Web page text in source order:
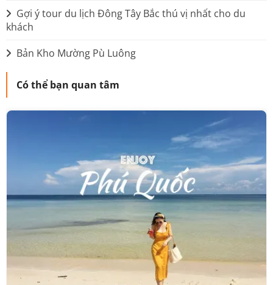
Gợi ý tour du lịch Đông Tây Bắc thú vị nhất cho du
khách
Bản Kho Mường Pù Luông
Có thể bạn quan tâm